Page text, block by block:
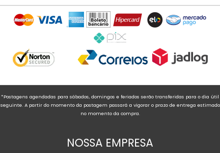
*Postagens agendadas para sábados, domingos e feriados serão transferidas para o dia útil
seguinte. A partir do momento da postagem passará a vigorar o prazo de entrega estimado
no momento da compra.
NOSSA EMPRESA